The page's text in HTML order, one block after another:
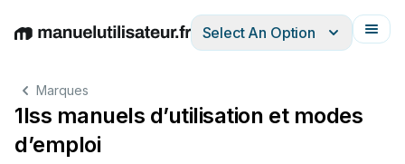
EnglishDeutschEspañolItalianoFrançais
Select An Option
Marques
1lss manuels d’utilisation et modes
d’emploi